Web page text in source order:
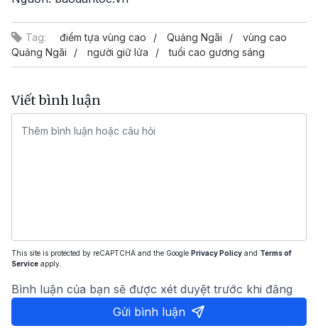
Tag: điểm tựa vùng cao Quảng Ngãi
vùng cao
Quảng Ngãi
người giữ lửa tuổi cao gương sáng
Viết bình luận
This site is protected by reCAPTCHA and the Google Privacy Policy and Terms of
Service apply.
Bình luận của bạn sẽ được xét duyệt trước khi đăng
Gửi bình luận